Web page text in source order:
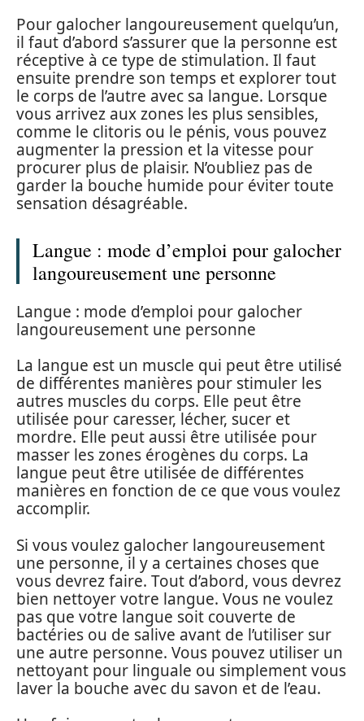
Pour galocher langoureusement quelqu’un,
il faut d’abord s’assurer que la personne est
réceptive à ce type de stimulation. Il faut
ensuite prendre son temps et explorer tout
le corps de l’autre avec sa langue. Lorsque
vous arrivez aux zones les plus sensibles,
comme le clitoris ou le pénis, vous pouvez
augmenter la pression et la vitesse pour
procurer plus de plaisir. N’oubliez pas de
garder la bouche humide pour éviter toute
sensation désagréable.
Langue : mode d’emploi pour galocher
langoureusement une personne
Langue : mode d’emploi pour galocher
langoureusement une personne
La langue est un muscle qui peut être utilisé
de différentes manières pour stimuler les
autres muscles du corps. Elle peut être
utilisée pour caresser, lécher, sucer et
mordre. Elle peut aussi être utilisée pour
masser les zones érogènes du corps. La
langue peut être utilisée de différentes
manières en fonction de ce que vous voulez
accomplir.
Si vous voulez galocher langoureusement
une personne, il y a certaines choses que
vous devrez faire. Tout d’abord, vous devrez
bien nettoyer votre langue. Vous ne voulez
pas que votre langue soit couverte de
bactéries ou de salive avant de l’utiliser sur
une autre personne. Vous pouvez utiliser un
nettoyant pour linguale ou simplement vous
laver la bouche avec du savon et de l’eau.